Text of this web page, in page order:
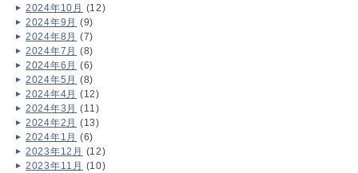
2024年10月 (12)
2024年9月 (9)
2024年8月 (7)
2024年7月 (8)
2024年6月 (6)
2024年5月 (8)
2024年4月 (12)
2024年3月 (11)
2024年2月 (13)
2024年1月 (6)
2023年12月 (12)
2023年11月 (10)